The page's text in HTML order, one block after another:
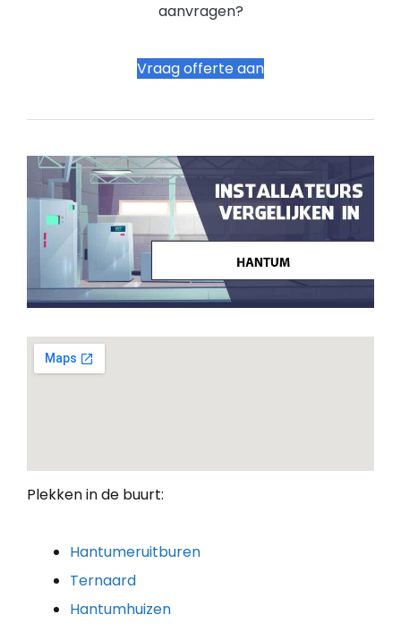
aanvragen?
Vraag offerte aan
Plekken in de buurt:
Hantumeruitburen
Ternaard
Hantumhuizen